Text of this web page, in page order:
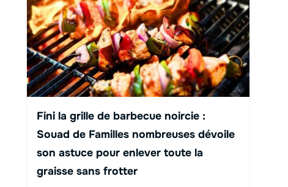
Fini la grille de barbecue noircie :
Souad de Familles nombreuses dévoile
son astuce pour enlever toute la
graisse sans frotter